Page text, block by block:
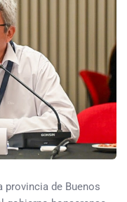
de Buenos